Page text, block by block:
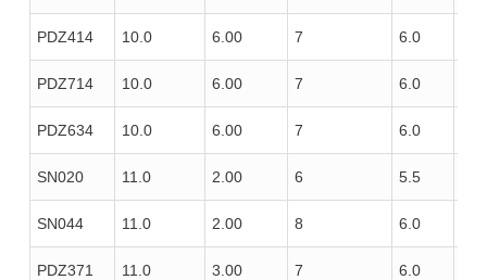
PDZ414 10.0 6.00 7 6.0
PDZ714 10.0 6.00 7 6.0
PDZ634 10.0 6.00 7 6.0
SN020 11.0 2.00 6 5.5
SN044 11.0 2.00 8 6.0
PDZ371 11.0 3.00 7 6.0